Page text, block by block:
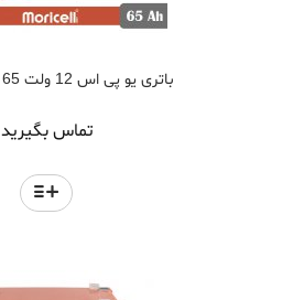
باتری یو پی اس 12 ولت 65 آمپر موریسل
تماس بگیرید